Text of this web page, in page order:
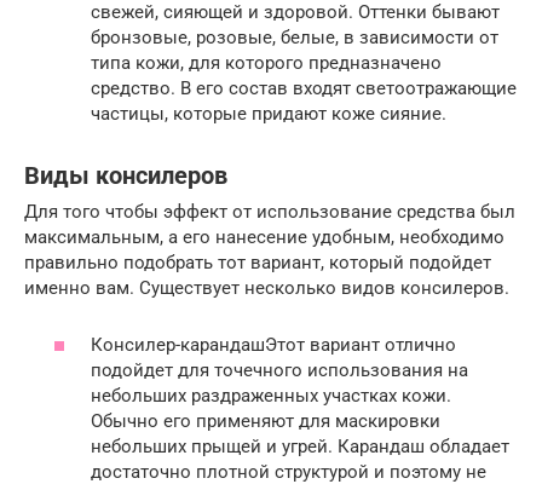
свежей, сияющей и здоровой. Оттенки бывают
бронзовые, розовые, белые, в зависимости от
типа кожи, для которого предназначено
средство. В его состав входят светоотражающие
частицы, которые придают коже сияние.
Виды консилеров
Для того чтобы эффект от использование средства был
максимальным, а его нанесение удобным, необходимо
правильно подобрать тот вариант, который подойдет
именно вам. Существует несколько видов консилеров.
Консилер-карандашЭтот вариант отлично
подойдет для точечного использования на
небольших раздраженных участках кожи.
Обычно его применяют для маскировки
небольших прыщей и угрей. Карандаш обладает
достаточно плотной структурой и поэтому не